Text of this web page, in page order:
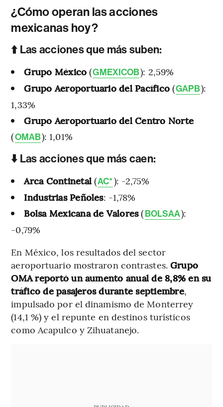
¿Cómo operan las acciones
mexicanas hoy?
⬆️ Las acciones que más suben:
Grupo México (GMEXICOB): 2,59%
Grupo Aeroportuario del Pacífico (GAPB):
1,33%
Grupo Aeroportuario del Centro Norte
(OMAB): 1,01%
⬇️ Las acciones que más caen:
Arca Continetal (AC*): -2,75%
Industrias Peñoles: -1,78%
Bolsa Mexicana de Valores(BOLSAA):
-0,79%
En México, los resultados del sector
aeroportuario mostraron contrastes. Grupo
OMA reportó un aumento anual de 8,8% en su
tráfico de pasajeros durante septiembre,
impulsado por el dinamismo de Monterrey
(14,1 %) y el repunte en destinos turísticos
como Acapulco y Zihuatanejo.